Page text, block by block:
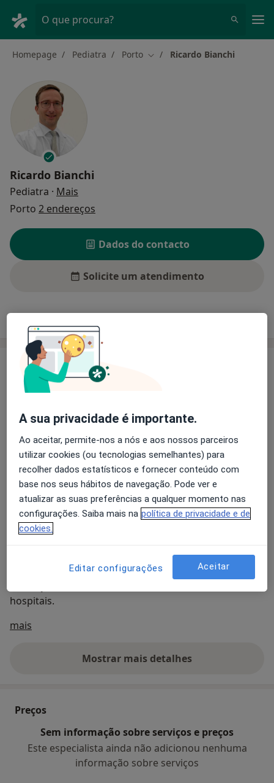
O que procura?
Homepage Pediatra Porto Mudar de cidade
Ricardo Bianchi
Ricardo Bianchi
Pediatra · Mais
Porto 2 endereços
Dados do contacto
Solicite um atendimento
Opiniões
Experiência
Médico Especialista em Pediatria, com consultas na
Acompanho crianças e adolescentes desde o
nascimento até aos 18 anos, com uma abordagem
centrada no bem-estar integral da criança e numa
relação de proximidade com as famílias.
Hospital Lusíadas Porto
Consulta: Terça 09h–19h ·
Quarta 09h30–12h30 · Sexta 16h–19h Urgência: Sexta
09h–16h
20h · Quinta 14h–20h
hospitais.
mais
Mostrar mais detalhes
sobre a experiência
Preços
Sem informação sobre serviços e preços
Este especialista ainda não adicionou nenhuma
informação sobre serviços
A sua privacidade é importante.
Ao aceitar, permite-nos a nós e aos nossos parceiros
utilizar cookies (ou tecnologias semelhantes) para
recolher dados estatísticos e fornecer conteúdo com
base nos seus hábitos de navegação. Pode ver e
atualizar as suas preferências a qualquer momento nas
configurações. Saiba mais na política de privacidade e de
cookies.
Editar configurações Aceitar